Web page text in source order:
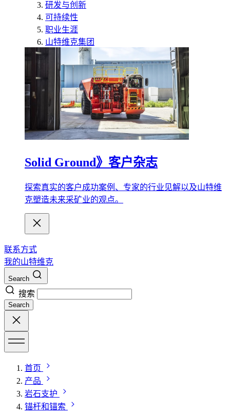
研发与创新
可持续性
职业生涯
山特维克集团
Solid Ground》客户杂志
探索真实的客户成功案例、专家的行业见解以及山特维
克塑造未来采矿业的观点。
联系方式
我的山特维克
Search
搜索
Search
首页
产品
岩石支护
锚杆和锚索